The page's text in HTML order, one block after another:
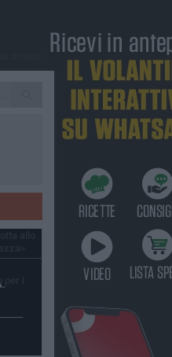
Dieta
i